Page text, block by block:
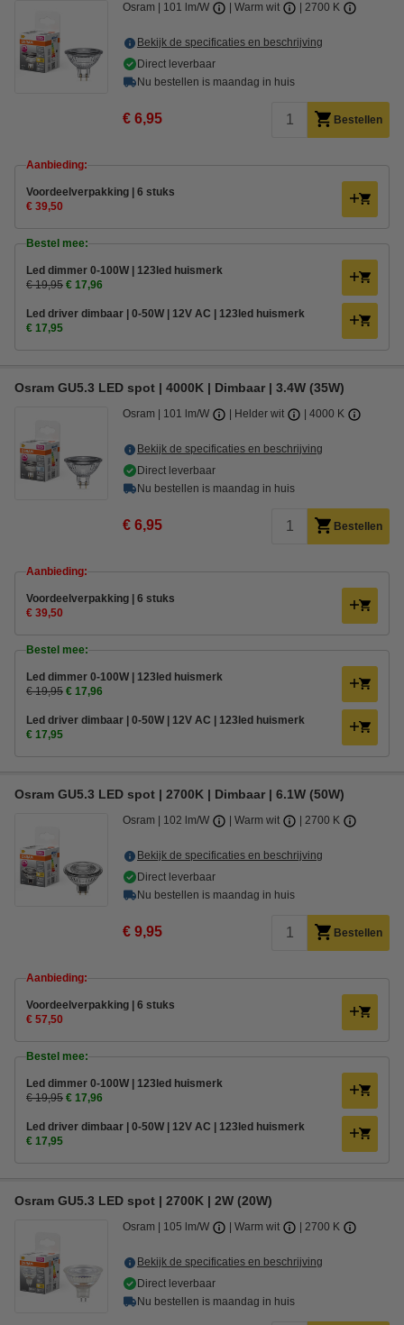
Osram 101 lm/W Warm wit 2700 K
Bekijk de specificaties en beschrijving
Direct leverbaar
Nu bestellen is maandag in huis
€ 6,95 Bestellen
Aanbieding:
Voordeelverpakking | 6 stuks
€ 39,50
Bestel mee:
Led dimmer 0-100W | 123led huismerk
€ 19,95 € 17,96
Led driver dimbaar | 0-50W | 12V AC | 123led huismerk
€ 17,95
Osram GU5.3 LED spot | 4000K | Dimbaar | 3.4W (35W)
Osram 101 lm/W Helder wit 4000 K
Bekijk de specificaties en beschrijving
Direct leverbaar
Nu bestellen is maandag in huis
€ 6,95 Bestellen
Aanbieding:
Voordeelverpakking | 6 stuks
€ 39,50
Bestel mee:
Led dimmer 0-100W | 123led huismerk
€ 19,95 € 17,96
Led driver dimbaar | 0-50W | 12V AC | 123led huismerk
€ 17,95
Osram GU5.3 LED spot | 2700K | Dimbaar | 6.1W (50W)
Osram 102 lm/W Warm wit 2700 K
Bekijk de specificaties en beschrijving
Direct leverbaar
Nu bestellen is maandag in huis
€ 9,95 Bestellen
Aanbieding:
Voordeelverpakking | 6 stuks
€ 57,50
Bestel mee:
Led dimmer 0-100W | 123led huismerk
€ 19,95 € 17,96
Led driver dimbaar | 0-50W | 12V AC | 123led huismerk
€ 17,95
Osram GU5.3 LED spot | 2700K | 2W (20W)
Osram 105 lm/W Warm wit 2700 K
Bekijk de specificaties en beschrijving
Direct leverbaar
Nu bestellen is maandag in huis